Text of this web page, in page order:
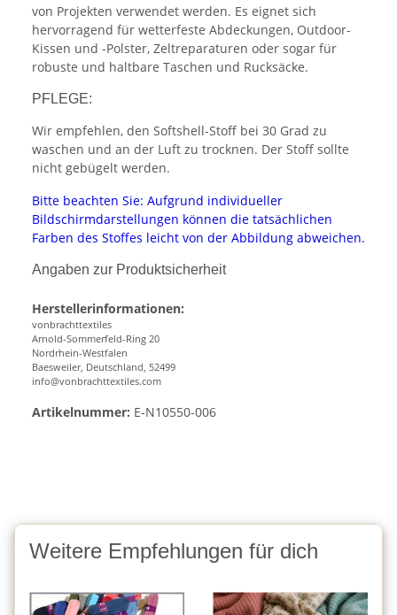
von Projekten verwendet werden. Es eignet sich
hervorragend für wetterfeste Abdeckungen, Outdoor-
Kissen und -Polster, Zeltreparaturen oder sogar für
robuste und haltbare Taschen und Rucksäcke.
PFLEGE:
Wir empfehlen, den Softshell-Stoff bei 30 Grad zu
waschen und an der Luft zu trocknen. Der Stoff sollte
nicht gebügelt werden.
Bitte beachten Sie: Aufgrund individueller
Bildschirmdarstellungen können die tatsächlichen
Farben des Stoffes leicht von der Abbildung abweichen.
Angaben zur Produktsicherheit
Herstellerinformationen:
vonbrachttextiles
Arnold-Sommerfeld-Ring 20
Nordrhein-Westfalen
Baesweiler, Deutschland, 52499
info@vonbrachttextiles.com
Artikelnummer: E-N10550-006
Weitere Empfehlungen für dich